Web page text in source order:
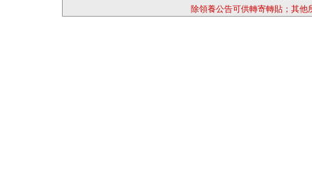
除領養公告可供轉寄轉貼；其